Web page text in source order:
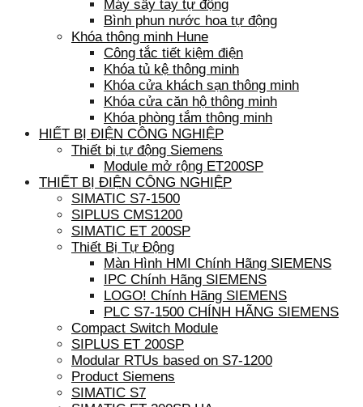
Máy sấy tay tự động
Bình phun nước hoa tự động
Khóa thông minh Hune
Công tắc tiết kiệm điện
Khóa tủ kệ thông minh
Khóa cửa khách sạn thông minh
Khóa cửa căn hộ thông minh
Khóa phòng tắm thông minh
HIẾT BỊ ĐIỆN CÔNG NGHIỆP
Thiết bị tự động Siemens
Module mở rộng ET200SP
THIẾT BỊ ĐIỆN CÔNG NGHIỆP
SIMATIC S7-1500
SIPLUS CMS1200
SIMATIC ET 200SP
Thiết Bị Tự Động
Màn Hình HMI Chính Hãng SIEMENS
IPC Chính Hãng SIEMENS
LOGO! Chính Hãng SIEMENS
PLC S7-1500 CHÍNH HÃNG SIEMENS
Compact Switch Module
SIPLUS ET 200SP
Modular RTUs based on S7-1200
Product Siemens
SIMATIC S7